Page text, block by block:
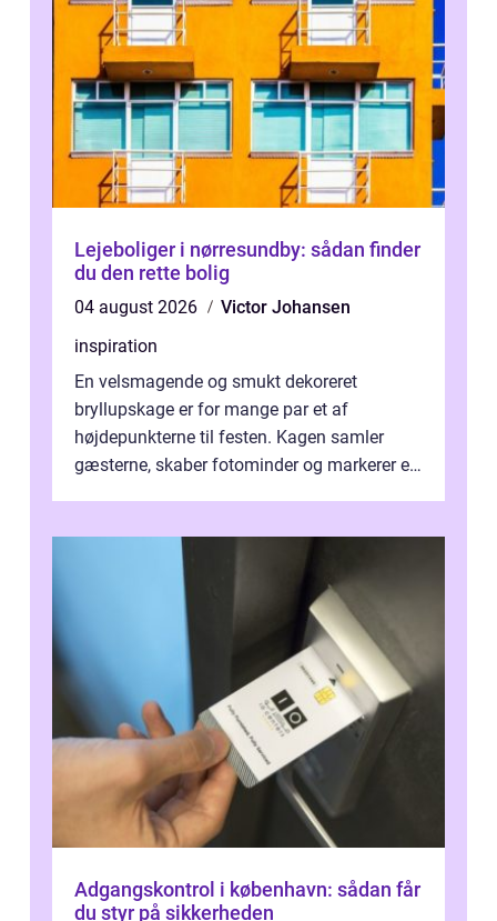
Lejeboliger i nørresundby: sådan finder
du den rette bolig
04 august 2026
Victor Johansen
inspiration
En velsmagende og smukt dekoreret
bryllupskage er for mange par et af
højdepunkterne til festen. Kagen samler
gæsterne, skaber fotominder og markerer et
Adgangskontrol i københavn: sådan får
du styr på sikkerheden